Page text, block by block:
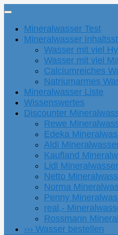
Mineralwasser Test
Mineralwasser
Wasser mit viel
Wasser mit viel
Calciumreiches
Natriumarmes
Mineralwasser Liste
Wissenswertes
Discounter
Rewe
Edeka
Aldi
Kaufland
Lidl Mineralwasser
Netto
Norma
Penny
real,-
Rossmann
››› Wasser bestellen